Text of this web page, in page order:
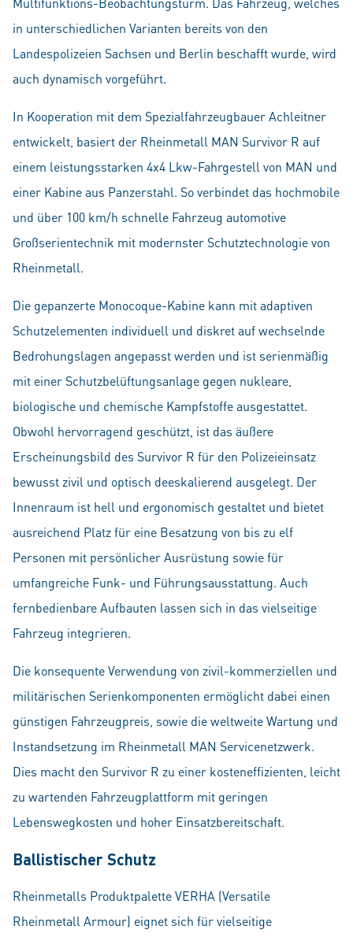
in unterschiedlichen Varianten bereits von den
Landespolizeien Sachsen und Berlin beschafft wurde, wird
auch dynamisch vorgeführt.
In Kooperation mit dem Spezialfahrzeugbauer Achleitner
entwickelt, basiert der Rheinmetall MAN Survivor R auf
einem leistungsstarken 4x4 Lkw-Fahrgestell von MAN und
einer Kabine aus Panzerstahl. So verbindet das hochmobile
und über 100 km/h schnelle Fahrzeug automotive
Großserientechnik mit modernster Schutztechnologie von
Rheinmetall.
Die gepanzerte Monocoque-Kabine kann mit adaptiven
Schutzelementen individuell und diskret auf wechselnde
Bedrohungslagen angepasst werden und ist serienmäßig
mit einer Schutzbelüftungsanlage gegen nukleare,
biologische und chemische Kampfstoffe ausgestattet.
Obwohl hervorragend geschützt, ist das äußere
Erscheinungsbild des Survivor R für den Polizeieinsatz
bewusst zivil und optisch deeskalierend ausgelegt. Der
Innenraum ist hell und ergonomisch gestaltet und bietet
ausreichend Platz für eine Besatzung von bis zu elf
Personen mit persönlicher Ausrüstung sowie für
umfangreiche Funk- und Führungsausstattung. Auch
fernbedienbare Aufbauten lassen sich in das vielseitige
Fahrzeug integrieren.
Die konsequente Verwendung von zivil-kommerziellen und
militärischen Serienkomponenten ermöglicht dabei einen
günstigen Fahrzeugpreis, sowie die weltweite Wartung und
Instandsetzung im Rheinmetall MAN Servicenetzwerk.
Dies macht den Survivor R zu einer kosteneffizienten, leicht
zu wartenden Fahrzeugplattform mit geringen
Lebenswegkosten und hoher Einsatzbereitschaft.
Ballistischer Schutz
Rheinmetalls Produktpalette VERHA (Versatile
Rheinmetall Armour) eignet sich für vielseitige